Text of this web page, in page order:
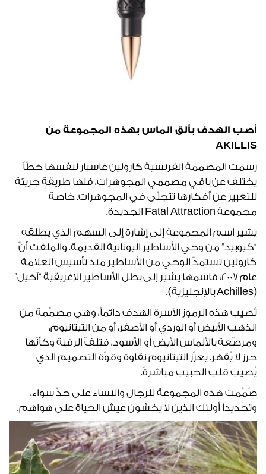
أصب الهدف بألق الماس بهذه المجموعة من
AKILLIS
رسمت المصممة الفرنسية كارولين غاسبار لنفسها خطّاً
يختلف عن باقي مصممي المجوهرات، فلها طريقة جريئة
للتعبير عن أفكارها تتجلّى في المجوهرات. خاصة
مجموعة Fatal Attraction الجديدة.
يشير اسم المجموعة إلى إشارة إلى السهم الذي يطلقه
“كيوبيد” من وحي الأساطير اليونانية القديمة. والملفت أنّ
كارولين تستمدّ الوحي من الأساطير منذ تأسيس العلامة
عام 2007، فاسمها يشير إلى بطل الأساطير الإغريقية “آخيل”
(Achilles بالإنجليزية).
تُصيب هذه الرموز الآسرة الهدف دائماً، وهي مصمّمة من
الذهب الأبيض أو الوردي أو الأصفر، أو من التيتانيوم،
ومرصّعة بالألماس الأيض أو الأسود، فتلفّ الرقبة وكأنّها
حرز لا يُقهر. يعزّز التيتانيوم نقاوة وقوّة التصميم الذي
يُصيب قلب الحبيب مباشرةً.
صُمّمت هذه المجموعة للرجال والنساء على حدّ سواء،
وتحديداً أولئك الذين لا يخشون عيش الحياة على هواهم.